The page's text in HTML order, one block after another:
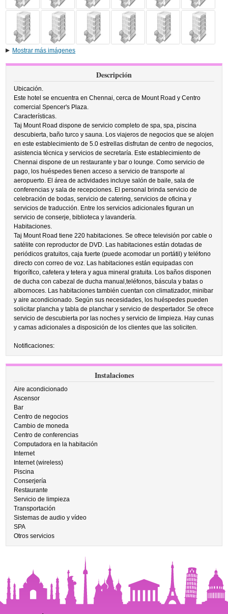
Mostrar más imágenes
Descripción
Ubicación.
Este hotel se encuentra en Chennai, cerca de Mount Road y Centro
comercial Spencer's Plaza.
Características.
Taj Mount Road dispone de servicio completo de spa, spa, piscina
descubierta, baño turco y sauna. Los viajeros de negocios que se alojen
en este establecimiento de 5.0 estrellas disfrutan de centro de negocios,
asistencia técnica y servicios de secretaría. Este establecimiento de
Chennai dispone de un restaurante y bar o lounge. Como servicio de
pago, los huéspedes tienen acceso a servicio de transporte al
aeropuerto. El área de actividades incluye salón de baile, sala de
conferencias y sala de recepciones. El personal brinda servicio de
celebración de bodas, servicio de catering, servicios de oficina y
servicios de traducción. Entre los servicios adicionales figuran un
servicio de conserje, biblioteca y lavandería.
Habitaciones.
Taj Mount Road tiene 220 habitaciones. Se ofrece televisión por cable o
satélite con reproductor de DVD. Las habitaciones están dotadas de
periódicos gratuitos, caja fuerte (puede acomodar un portátil) y teléfono
directo con correo de voz. Las habitaciones están equipadas con
frigorífico, cafetera y tetera y agua mineral gratuita. Los baños disponen
de ducha con cabezal de ducha manual,teléfonos, báscula y batas o
albornoces. Las habitaciones también cuentan con climatizador, minibar
y aire acondicionado. Según sus necesidades, los huéspedes pueden
solicitar plancha y tabla de planchar y servicio de despertador. Se ofrece
servicio de descubierta por las noches y servicio de limpieza. Hay cunas
y camas adicionales a disposición de los clientes que las soliciten.
Notificaciones:
Instalaciones
Aire acondicionado
Ascensor
Bar
Centro de negocios
Cambio de moneda
Centro de conferencias
Computadora en la habitación
Internet
Internet (wireless)
Piscina
Conserjería
Restaurante
Servicio de limpieza
Transportación
Sistemas de audio y vídeo
SPA
Otros servicios